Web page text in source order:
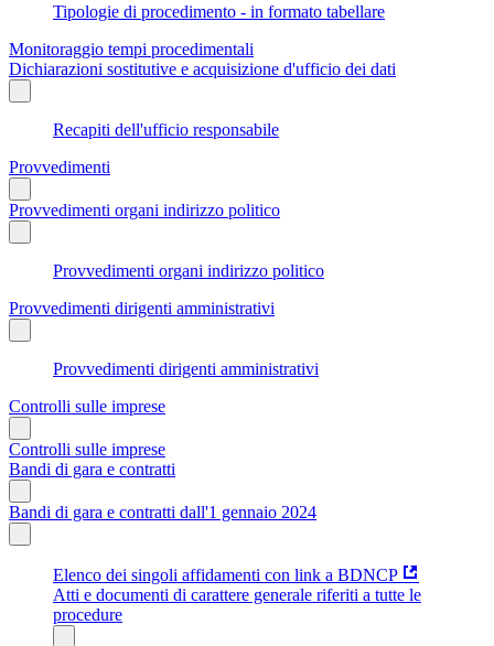
Tipologie di procedimento - in formato tabellare
Monitoraggio tempi procedimentali
Dichiarazioni sostitutive e acquisizione d'ufficio dei dati
Recapiti dell'ufficio responsabile
Provvedimenti
Provvedimenti organi indirizzo politico
Provvedimenti organi indirizzo politico
Provvedimenti dirigenti amministrativi
Provvedimenti dirigenti amministrativi
Controlli sulle imprese
Controlli sulle imprese
Bandi di gara e contratti
Bandi di gara e contratti dall'1 gennaio 2024
Elenco dei singoli affidamenti con link a BDNCP
Atti e documenti di carattere generale riferiti a tutte le
procedure